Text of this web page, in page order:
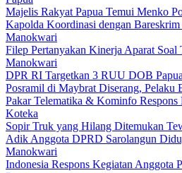
Majelis Rakyat Papua Temui Menko
Kapolda Koordinasi dengan
Manokwari
Filep Pertanyakan Kinerja Aparat Soal
Manokwari
DPR RI Targetkan 3 RUU DOB
Posramil di Maybrat Diserang, Pelaku
Pakar Telematika & Kominfo Respons
Koteka
Sopir Truk yang Hilang Ditemukan
Adik Anggota DPRD Sarolangun
Manokwari
Indonesia Respons Kegiatan Anggota